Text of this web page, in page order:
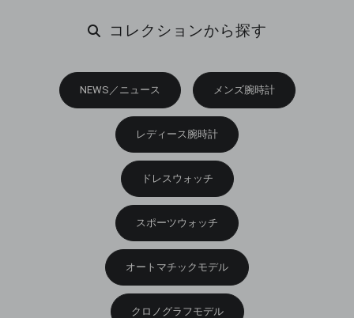
コレクションから探す
NEWS／ニュース メンズ腕時計
レディース腕時計
ドレスウォッチ
スポーツウォッチ
オートマチックモデル
クロノグラフモデル